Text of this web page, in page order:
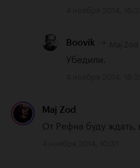
Boovik
Убедили.
Maj Zod
От Рефна буду ждать,